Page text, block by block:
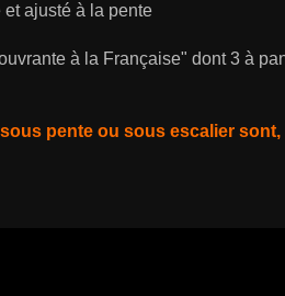
et ajusté à la pente
à la Française" dont 3 à
pente ou sous escalier